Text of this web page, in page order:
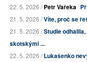
22. 5. 2026 /Petr Vařeka
21. 5. 2026 /Víte, proč se
21. 5. 2026 /Studie
skotskými ...
22. 5. 2026 /Lukašenko